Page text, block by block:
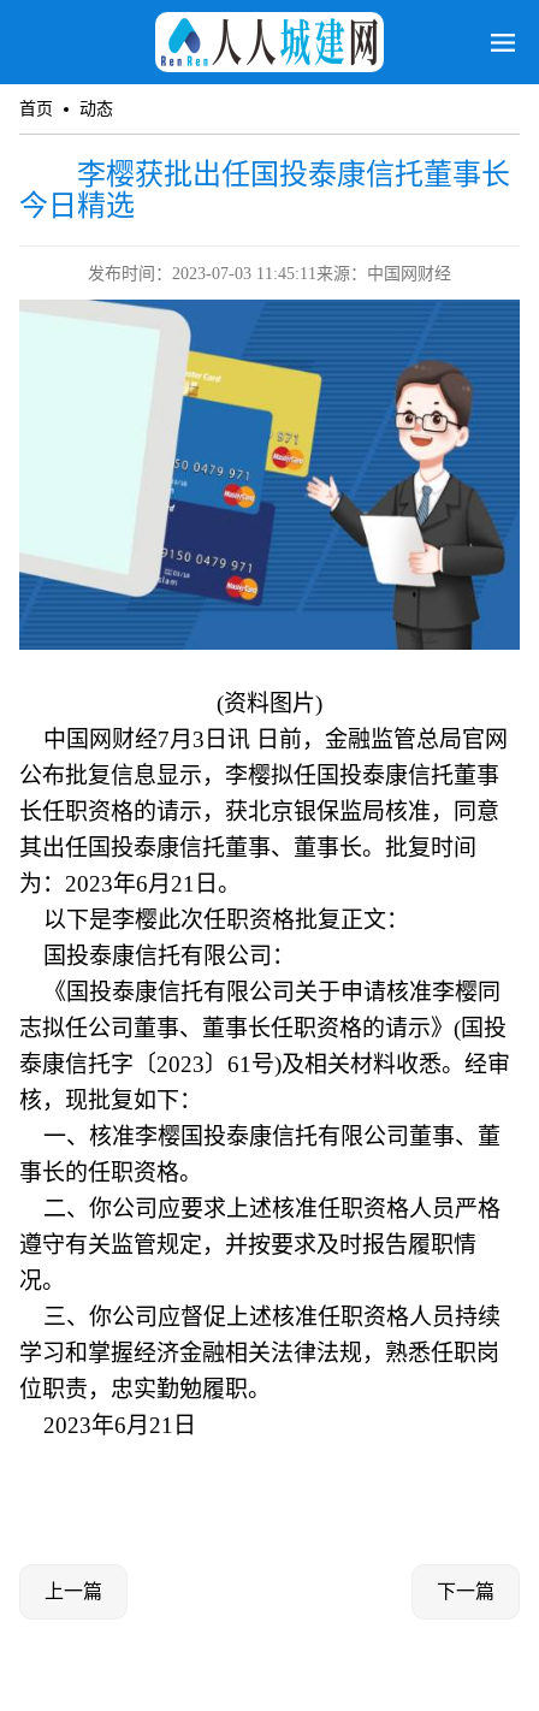
首页 动态
李樱获批出任国投泰康信托董事长
今日精选
发布时间：2023-07-03 11:45:11来源：中国网财经
(资料图片)
中国网财经7月3日讯 日前，金融监管总局官网
公布批复信息显示，李樱拟任国投泰康信托董事
长任职资格的请示，获北京银保监局核准，同意
其出任国投泰康信托董事、董事长。批复时间
为：2023年6月21日。
以下是李樱此次任职资格批复正文：
国投泰康信托有限公司：
《国投泰康信托有限公司关于申请核准李樱同
志拟任公司董事、董事长任职资格的请示》(国投
泰康信托字〔2023〕61号)及相关材料收悉。经审
核，现批复如下：
一、核准李樱国投泰康信托有限公司董事、董
事长的任职资格。
二、你公司应要求上述核准任职资格人员严格
遵守有关监管规定，并按要求及时报告履职情
况。
三、你公司应督促上述核准任职资格人员持续
学习和掌握经济金融相关法律法规，熟悉任职岗
位职责，忠实勤勉履职。
2023年6月21日
上一篇 下一篇